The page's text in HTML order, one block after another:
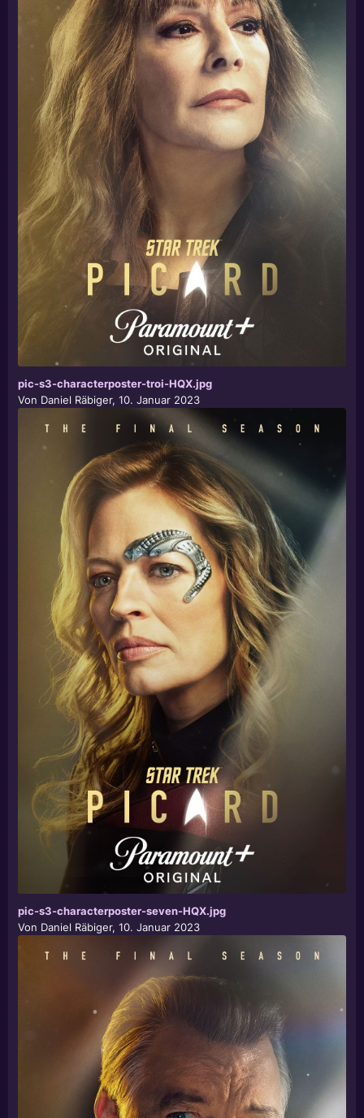
pic-s3-characterposter-troi-HQX.jpg
Von Daniel Räbiger, 10. Januar 2023
pic-s3-characterposter-seven-HQX.jpg
Von Daniel Räbiger, 10. Januar 2023